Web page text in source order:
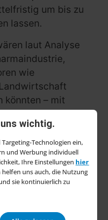
wichtig.
Technologien ein,
und Werbung individuell
Ihre Einstellungen hier
helfen uns auch, die Nutzung
sie kontinuierlich zu
um bis zu
lassen.
laut Analyse
wie
könnten – mit
Wachstum von
seine Zoll-
umsetzen,
für die
erheblich. Positive